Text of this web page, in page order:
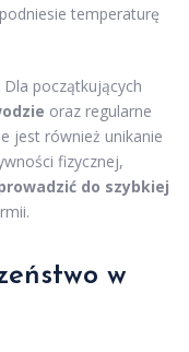
temperaturę
Dla początkujących
oraz regularne
jest również unikanie
fizycznej,
do szybkiej
w